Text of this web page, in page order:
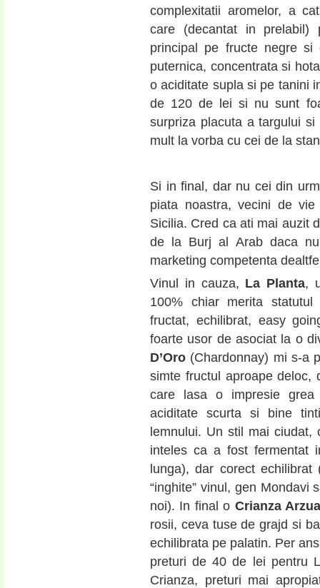
complexitatii aromelor, a
care (decantat in prelabil)
principal pe fructe negre
puternica, concentrata si
o aciditate supla si pe tanini
de 120 de lei si nu sunt
surpriza placuta a targului
mult la vorba cu cei de la
Si in final, dar nu cei din
piata noastra, vecini de
Sicilia. Cred ca ati mai auzit
de la Burj al Arab daca
marketing competenta
Vinul in cauza, La Planta,
100% chiar merita
fructat, echilibrat, easy
foarte usor de asociat la o
D’Oro (Chardonnay) mi s-a
simte fructul aproape deloc,
care lasa o impresie
aciditate scurta si bine
lemnului. Un stil mai
inteles ca a fost fermentat
lunga), dar corect
“inghite” vinul, gen
noi). In final o Crianza
rosii, ceva tuse de grajd si
echilibrata pe palatin. Per
preturi de 40 de lei pentru
Crianza, preturi mai